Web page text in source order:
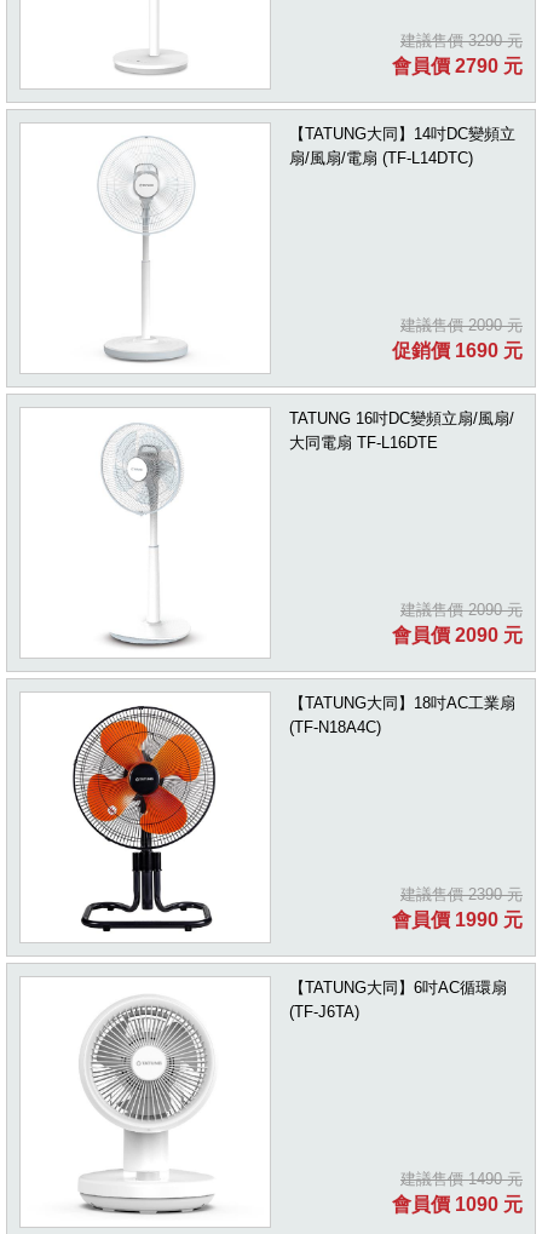
建議售價 3290 元
會員價 2790 元
【TATUNG大同】14吋DC變頻立
扇/風扇/電扇 (TF-L14DTC)
建議售價 2090 元
促銷價 1690 元
TATUNG 16吋DC變頻立扇/風扇/
大同電扇 TF-L16DTE
建議售價 2090 元
會員價 2090 元
【TATUNG大同】18吋AC工業扇
(TF-N18A4C)
建議售價 2390 元
會員價 1990 元
【TATUNG大同】6吋AC循環扇
(TF-J6TA)
建議售價 1490 元
會員價 1090 元